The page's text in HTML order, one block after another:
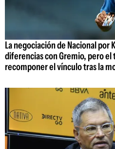
La negociación de Nacional por
diferencias con Gremio, pero
recomponer el vínculo tras la